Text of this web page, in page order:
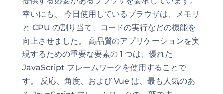
幸いにも、 今日使用しているブラウザは、メモリ
と CPU の割り当て、コードの実行などの機能を
向上させました。 高品質のアプリケーションを実
現するための重要な要素の 1 つは、優れた
JavaScript フレームワークを使用することで
す。 反応、角度、および Vue は、最も人気のあ